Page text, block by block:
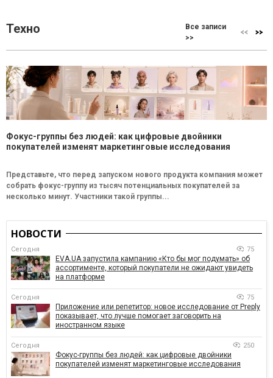
Техно
Все записи
>>
Фокус-группы без людей: как цифровые двойники
покупателей изменят маркетинговые исследования
Представьте, что перед запуском нового продукта компания может
собрать фокус-группу из тысяч потенциальных покупателей за
несколько минут. Участники такой группы...
НОВОСТИ
Сегодня 75
EVA.UA запустила кампанию «Кто бы мог подумать» об
ассортименте, который покупатели не ожидают увидеть
на платформе
Сегодня 75
Приложение или репетитор: новое исследование от Preply
показывает, что лучше помогает заговорить на
иностранном языке
Сегодня 250
Фокус-группы без людей: как цифровые двойники
покупателей изменят маркетинговые исследования